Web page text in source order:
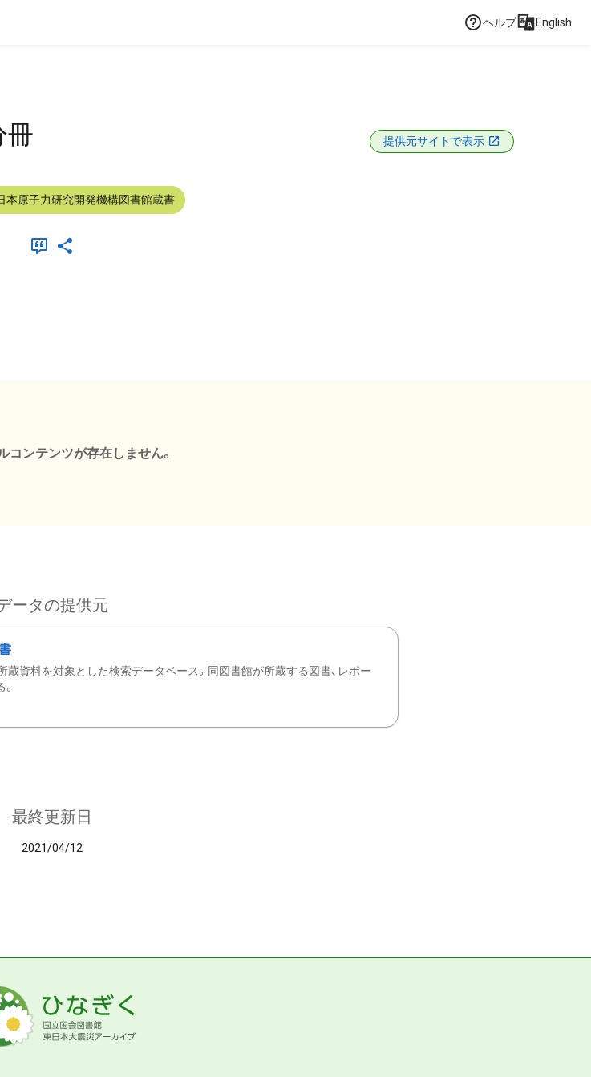
ヘルプ English
冊 提供元サイトで表示
本原子力研究開発機構図書館蔵書
コンテンツが存在しません。
ータの提供元
資料を対象とした検索データベース。同図書館が所蔵する図書、レポー
最終更新日
2021/04/12